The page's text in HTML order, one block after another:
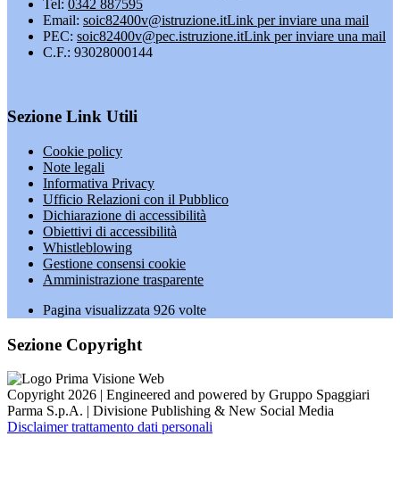
Tel: 0342 887595
Email: soic82400v@istruzione.itLink per inviare una mail
PEC: soic82400v@pec.istruzione.itLink per inviare una mail
C.F.: 93028000144
Sezione Link Utili
Cookie policy
Note legali
Informativa Privacy
Ufficio Relazioni con il Pubblico
Dichiarazione di accessibilità
Obiettivi di accessibilità
Whistleblowing
Gestione consensi cookie
Amministrazione trasparente
Pagina visualizzata 926 volte
Sezione Copyright
Copyright 2026 | Engineered and powered by Gruppo Spaggiari
Parma S.p.A. | Divisione Publishing & New Social Media
Disclaimer trattamento dati personali